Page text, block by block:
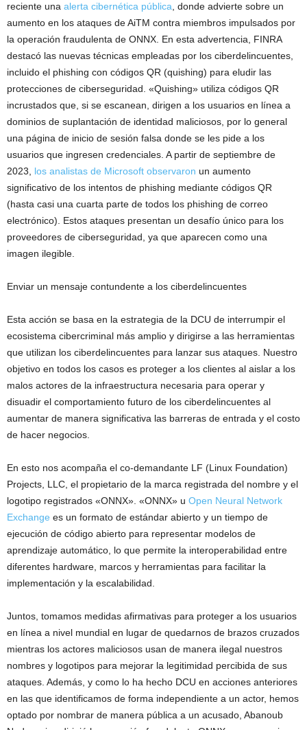
reciente una alerta cibernética pública, donde advierte sobre un
aumento en los ataques de AiTM contra miembros impulsados por
la operación fraudulenta de ONNX. En esta advertencia, FINRA
destacó las nuevas técnicas empleadas por los ciberdelincuentes,
incluido el phishing con códigos QR (quishing) para eludir las
protecciones de ciberseguridad. «Quishing» utiliza códigos QR
incrustados que, si se escanean, dirigen a los usuarios en línea a
dominios de suplantación de identidad maliciosos, por lo general
una página de inicio de sesión falsa donde se les pide a los
usuarios que ingresen credenciales. A partir de septiembre de
2023, los analistas de Microsoft observaron un aumento
significativo de los intentos de phishing mediante códigos QR
(hasta casi una cuarta parte de todos los phishing de correo
electrónico). Estos ataques presentan un desafío único para los
proveedores de ciberseguridad, ya que aparecen como una
imagen ilegible.
Enviar un mensaje contundente a los ciberdelincuentes
Esta acción se basa en la estrategia de la DCU de interrumpir el
ecosistema cibercriminal más amplio y dirigirse a las herramientas
que utilizan los ciberdelincuentes para lanzar sus ataques. Nuestro
objetivo en todos los casos es proteger a los clientes al aislar a los
malos actores de la infraestructura necesaria para operar y
disuadir el comportamiento futuro de los ciberdelincuentes al
aumentar de manera significativa las barreras de entrada y el costo
de hacer negocios.
En esto nos acompaña el co-demandante LF (Linux Foundation)
Projects, LLC, el propietario de la marca registrada del nombre y el
logotipo registrados «ONNX». «ONNX» u Open Neural Network
Exchange es un formato de estándar abierto y un tiempo de
ejecución de código abierto para representar modelos de
aprendizaje automático, lo que permite la interoperabilidad entre
diferentes hardware, marcos y herramientas para facilitar la
implementación y la escalabilidad.
Juntos, tomamos medidas afirmativas para proteger a los usuarios
en línea a nivel mundial en lugar de quedarnos de brazos cruzados
mientras los actores maliciosos usan de manera ilegal nuestros
nombres y logotipos para mejorar la legitimidad percibida de sus
ataques. Además, y como lo ha hecho DCU en acciones anteriores
en las que identificamos de forma independiente a un actor, hemos
optado por nombrar de manera pública a un acusado, Abanoub